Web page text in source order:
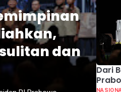
dan
Dari